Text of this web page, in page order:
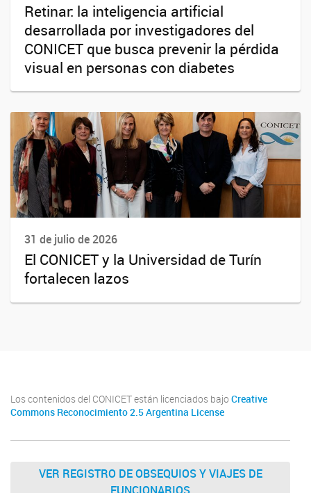
Retinar: la inteligencia artificial
desarrollada por investigadores del
CONICET que busca prevenir la pérdida
visual en personas con diabetes
31 de julio de 2026
El CONICET y la Universidad de Turín
fortalecen lazos
Los contenidos del CONICET están licenciados bajo Creative
Commons Reconocimiento 2.5 Argentina License
VER REGISTRO DE OBSEQUIOS Y VIAJES DE
FUNCIONARIOS